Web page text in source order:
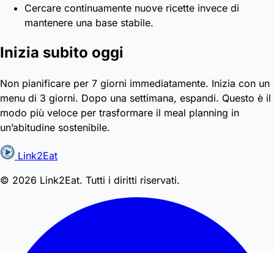
Cercare continuamente nuove ricette invece di
mantenere una base stabile.
Inizia subito oggi
Non pianificare per 7 giorni immediatamente. Inizia con un
menu di 3 giorni. Dopo una settimana, espandi. Questo è il
modo più veloce per trasformare il meal planning in
un’abitudine sostenibile.
Link2Eat
© 2026 Link2Eat. Tutti i diritti riservati.